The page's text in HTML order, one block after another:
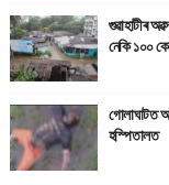
গুৱাহাটীৰ
নেকি ১০০
গোলাঘাটত
হস্পিতালত